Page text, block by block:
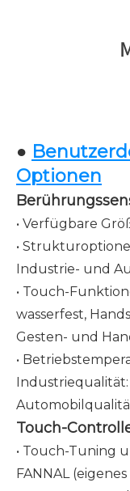
●
Optionen
• Verfügbare
•
Industrie- und
• Touch-
wasserfest,
Gesten- und
•
Industriequalität:
Touch-
• Touch-Tuning
FANNAL